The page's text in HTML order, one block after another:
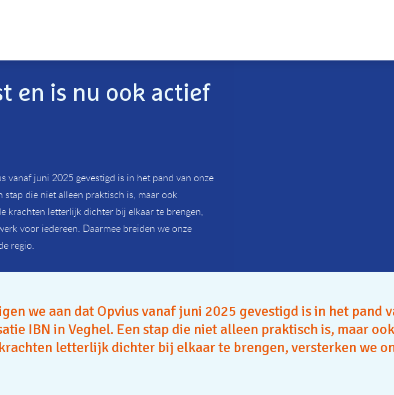
en is nu ook actief
vanaf juni 2025 gevestigd is in het pand van onze
stap die niet alleen praktisch is, maar ook
krachten letterlijk dichter bij elkaar te brengen,
voor iedereen. Daarmee breiden we onze
regio.
we aan dat Opvius vanaf juni 2025 gevestigd is in het pand
IBN in Veghel. Een stap die niet alleen praktisch is, maar
letterlijk dichter bij elkaar te brengen, versterken we